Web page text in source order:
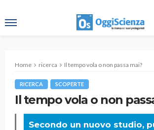
Home ricerca Il tempo vola o non passa mai?
RICERCA SCOPERTE
Il tempo vola o non
Secondo un nuovo studio,